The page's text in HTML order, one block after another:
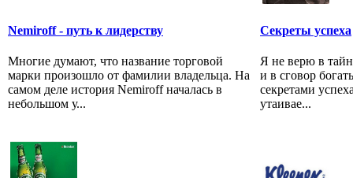
Nemiroff - путь к лидерству
Многие думают, что название торговой
марки произошло от фамилии владельца. На
самом деле история Nemiroff началась в
небольшом у...
Секреты успеха
Я не верю в
и в сговор
секретами
утаивае...